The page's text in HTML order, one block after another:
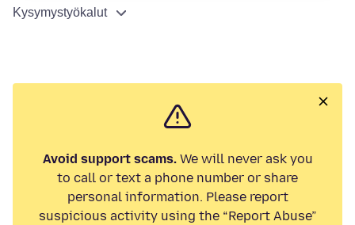
Kysymystyökalut
Avoid support scams.We will never ask you
to call or text a phone number or share
personal information. Please report
suspicious activity using the “Report Abuse”